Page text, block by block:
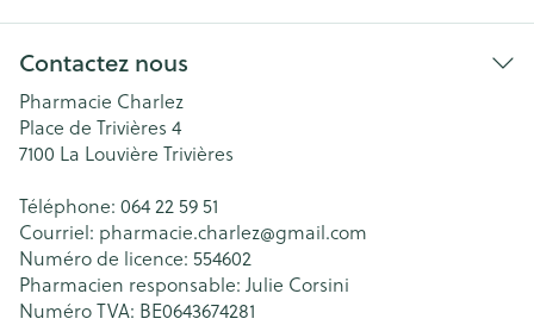
Contactez nous
Pharmacie Charlez
Place de Trivières 4
7100 La Louvière Trivières
Téléphone: 064 22 59 51
Courriel: pharmacie.charlez@gmail.com
Numéro de licence: 554602
Pharmacien responsable: Julie Corsini
Numéro TVA: BE0643674281